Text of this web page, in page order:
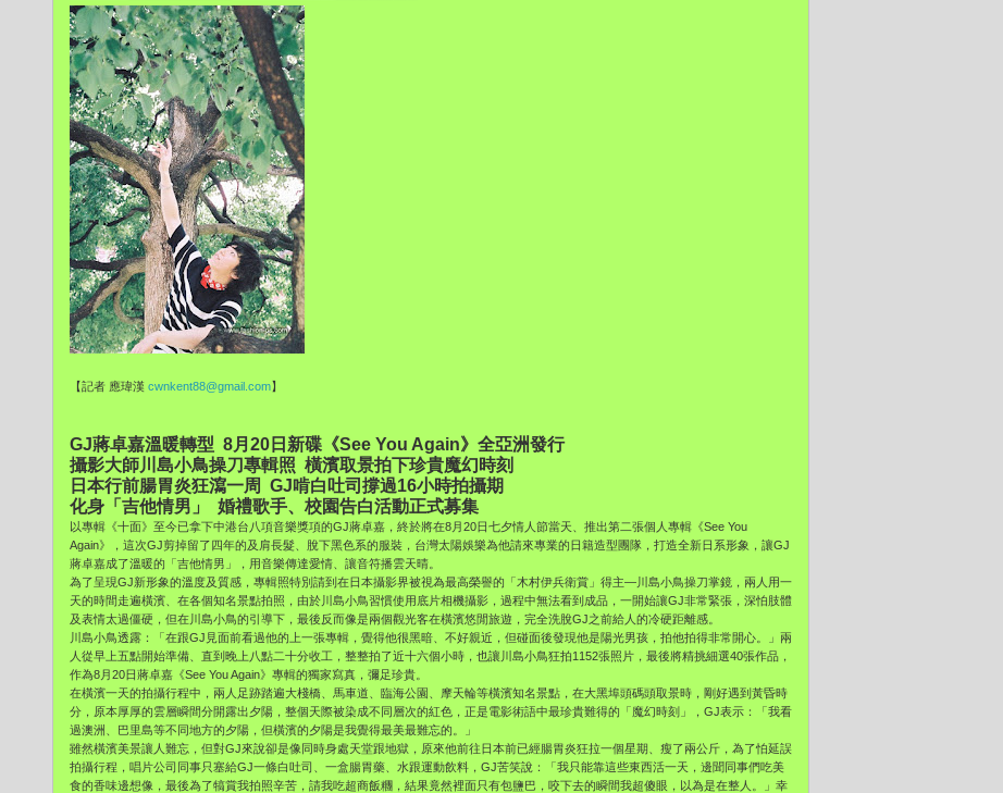
【記者 應瑋漢 cwnkent88@gmail.com】
GJ蔣卓嘉溫暖轉型 8月20日新碟《See You Again》全亞洲發行
攝影大師川島小鳥操刀專輯照 橫濱取景拍下珍貴魔幻時刻
日本行前腸胃炎狂瀉一周 GJ啃白吐司撐過16小時拍攝期
化身「吉他情男」 婚禮歌手、校園告白活動正式募集
以專輯《十面》至今已拿下中港台八項音樂獎項的GJ蔣卓嘉，終於將在8月20日七夕情人節當天、推出第二張個人專輯《See You
Again》，這次GJ剪掉留了四年的及肩長髮、脫下黑色系的服裝，台灣太陽娛樂為他請來專業的日籍造型團隊，打造全新日系形象，讓GJ
蔣卓嘉成了溫暖的「吉他情男」，用音樂傳達愛情、讓音符播雲天晴。
為了呈現GJ新形象的溫度及質感，專輯照特別請到在日本攝影界被視為最高榮譽的「木村伊兵衛賞」得主—川島小鳥操刀掌鏡，兩人用一
天的時間走遍橫濱、在各個知名景點拍照，由於川島小鳥習慣使用底片相機攝影，過程中無法看到成品，一開始讓GJ非常緊張，深怕肢體
及表情太過僵硬，但在川島小鳥的引導下，最後反而像是兩個觀光客在橫濱悠閒旅遊，完全洗脫GJ之前給人的冷硬距離感。
川島小鳥透露：「在跟GJ見面前看過他的上一張專輯，覺得他很黑暗、不好親近，但碰面後發現他是陽光男孩，拍他拍得非常開心。」兩
人從早上五點開始準備、直到晚上八點二十分收工，整整拍了近十六個小時，也讓川島小鳥狂拍1152張照片，最後將精挑細選40張作品，
作為8月20日蔣卓嘉《See You Again》專輯的獨家寫真，彌足珍貴。
在橫濱一天的拍攝行程中，兩人足跡踏遍大棧橋、馬車道、臨海公園、摩天輪等橫濱知名景點，在大黑埠頭碼頭取景時，剛好遇到黃昏時
分，原本厚厚的雲層瞬間分開露出夕陽，整個天際被染成不同層次的紅色，正是電影術語中最珍貴難得的「魔幻時刻」，GJ表示：「我看
過澳洲、巴里島等不同地方的夕陽，但橫濱的夕陽是我覺得最美最難忘的。」
雖然橫濱美景讓人難忘，但對GJ來說卻是像同時身處天堂跟地獄，原來他前往日本前已經腸胃炎狂拉一個星期、瘦了兩公斤，為了怕延誤
拍攝行程，唱片公司同事只塞給GJ一條白吐司、一盒腸胃藥、水跟運動飲料，GJ苦笑說：「我只能靠這些東西活一天，邊聞同事們吃美
食的香味邊想像，最後為了犒賞我拍照辛苦，請我吃超商飯糰，結果竟然裡面只有包鹽巴，咬下去的瞬間我超傻眼，以為是在整人。」幸